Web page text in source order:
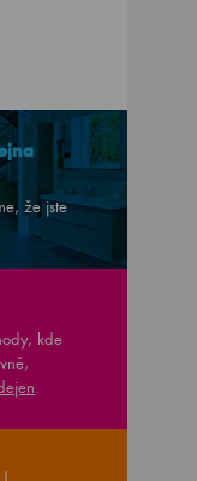
že jste
kde